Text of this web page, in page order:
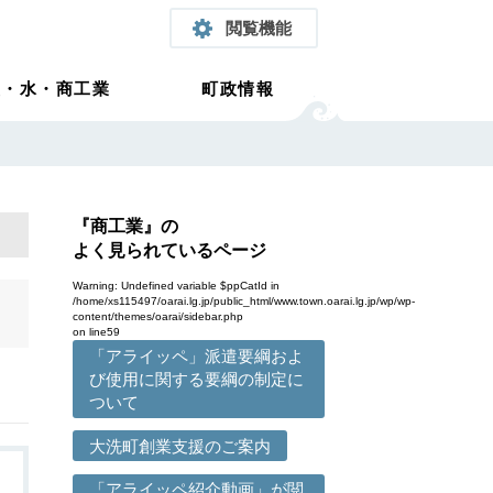
閲覧機能
水・商工業 町政情報
『商工業』の
よく見られているページ
Warning: Undefined variable $ppCatId in
/home/xs115497/oarai.lg.jp/public_html/www.town.oarai.lg.jp/wp/wp-
content/themes/oarai/sidebar.php
on line59
「アライッペ」派遣要綱およ
び使用に関する要綱の制定に
ついて
大洗町創業支援のご案内